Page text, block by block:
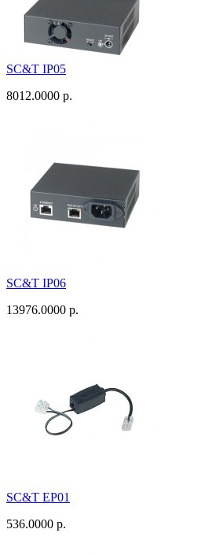
SC&T IP05
8012.0000 р.
SC&T IP06
13976.0000 р.
SC&T EP01
536.0000 р.